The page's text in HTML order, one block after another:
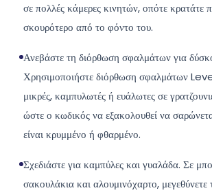
σε πολλές κάμερες κινητών, οπότε κρατάτε
σκουρότερο από το φόντο του.
Ανεβάστε τη διόρθωση σφαλμάτων για
Χρησιμοποιήστε διόρθωση σφαλμάτων
μικρές, καμπυλωτές ή ευάλωτες σε
ώστε ο κωδικός να εξακολουθεί να
είναι κρυμμένο ή φθαρμένο.
Σχεδιάστε για καμπύλες και γυαλάδα. Σε
σακουλάκια και αλουμινόχαρτο,